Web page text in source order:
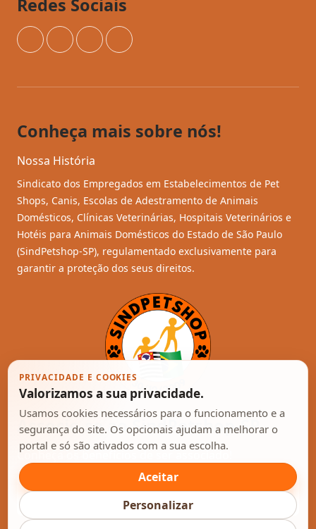
Redes Sociais
InstagramFacebookYouTubeTikTok
Conheça mais sobre nós!
Nossa História
Sindicato dos Empregados em Estabelecimentos de Pet
Shops, Canis, Escolas de Adestramento de Animais
Domésticos, Clínicas Veterinárias, Hospitais Veterinários e
Hotéis para Animais Domésticos do Estado de São Paulo
(SindPetshop-SP), regulamentado exclusivamente para
garantir a proteção dos seus direitos.
Associe-se ao SindPetshop-SP
Conheça os benefícios de ser associado!
Enviar
PRIVACIDADE E COOKIES
Valorizamos a sua privacidade.
Usamos cookies necessários para o funcionamento e a
segurança do site. Os opcionais ajudam a melhorar o
portal e só são ativados com a sua escolha.
Aceitar
Personalizar